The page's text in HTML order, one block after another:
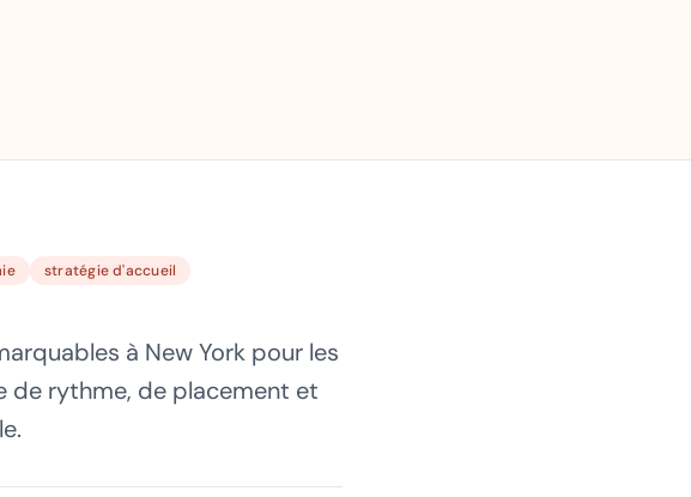
stratégie d'accueil
à New York pour les
de rythme, de placement et